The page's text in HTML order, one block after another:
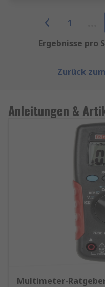
1
Ergebnisse pro
Zurück
Anleitungen &
Multimeter-